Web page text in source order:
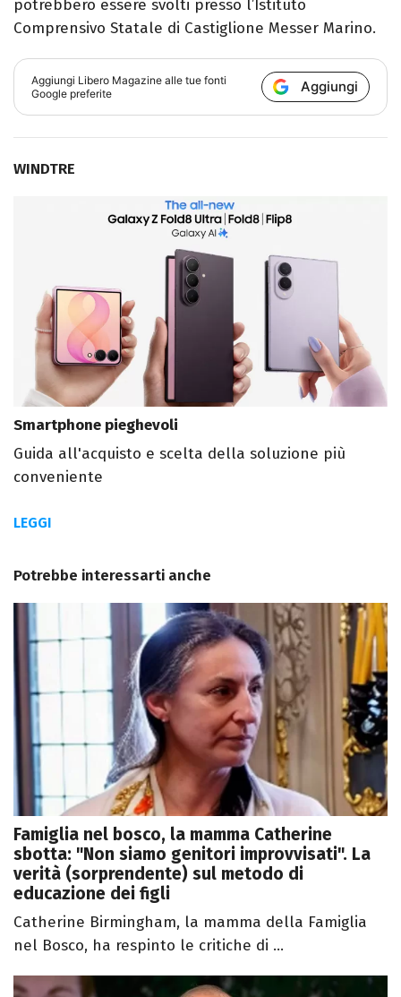
potrebbero essere svolti presso l’Istituto
Comprensivo Statale di Castiglione Messer Marino.
Aggiungi Libero Magazine alle tue fonti
Google preferite
Aggiungi
WINDTRE
Smartphone pieghevoli
Guida all'acquisto e scelta della soluzione più
conveniente
LEGGI
Potrebbe interessarti anche
Famiglia nel bosco, la mamma Catherine
sbotta: "Non siamo genitori improvvisati". La
verità (sorprendente) sul metodo di
educazione dei figli
Catherine Birmingham, la mamma della Famiglia
nel Bosco, ha respinto le critiche di ...